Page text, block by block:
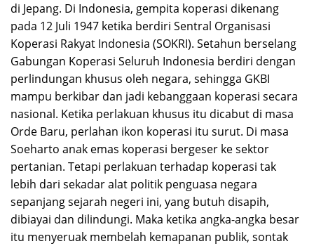
di Jepang. Di Indonesia, gempita koperasi dikenang
pada 12 Juli 1947 ketika berdiri Sentral Organisasi
Koperasi Rakyat Indonesia (SOKRI). Setahun berselang
Gabungan Koperasi Seluruh Indonesia berdiri dengan
perlindungan khusus oleh negara, sehingga GKBI
mampu berkibar dan jadi kebanggaan koperasi secara
nasional. Ketika perlakuan khusus itu dicabut di masa
Orde Baru, perlahan ikon koperasi itu surut. Di masa
Soeharto anak emas koperasi bergeser ke sektor
pertanian. Tetapi perlakuan terhadap koperasi tak
lebih dari sekadar alat politik penguasa negara
sepanjang sejarah negeri ini, yang butuh disapih,
dibiayai dan dilindungi. Maka ketika angka-angka besar
itu menyeruak membelah kemapanan publik, sontak